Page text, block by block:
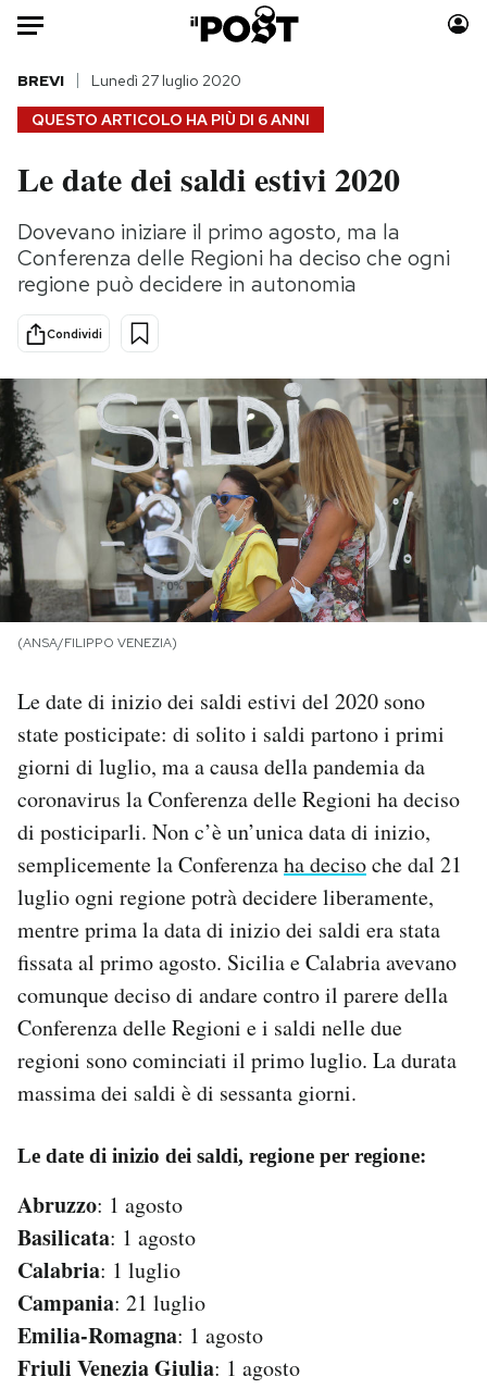
HOME
Italia
Politica
Tecnologia
Scienza
Economia
Sport
Moda
Consumismi
Storie/Idee
Altrecose
Mondiali calcio 2026
PODCAST
NEWSLETTER
SHOP
AREA PERSONALE
Area Personale
Newsletter
Notifiche mobile
Regala il Post
QUESTO ARTICOLO HA PIÙ DI 6 ANNI
BREVI Lunedì 27 luglio 2020
Le date dei saldi estivi 2020
Dovevano iniziare il primo agosto, ma la
Conferenza delle Regioni ha deciso che ogni
regione può decidere in autonomia
Condividi
(ANSA/FILIPPO VENEZIA)
Le date di inizio dei saldi estivi del 2020 sono
state posticipate: di solito i saldi partono i primi
giorni di luglio, ma a causa della pandemia da
coronavirus la Conferenza delle Regioni ha deciso
di posticiparli. Non c’è un’unica data di inizio,
semplicemente la Conferenzaha decisoche dal 21
luglio ogni regione potrà decidere liberamente,
mentre prima la data di inizio dei saldi era stata
fissata al primo agosto. Sicilia e Calabria avevano
comunque deciso di andare contro il parere della
Conferenza delle Regioni e i saldi nelle due
regioni sono cominciati il primo luglio. La durata
massima dei saldi è di sessanta giorni.
Le date di inizio dei saldi, regione per regione:
Abruzzo: 1 agosto
Basilicata: 1 agosto
Calabria: 1 luglio
Campania: 21 luglio
Emilia-Romagna: 1 agosto
Friuli Venezia Giulia: 1 agosto